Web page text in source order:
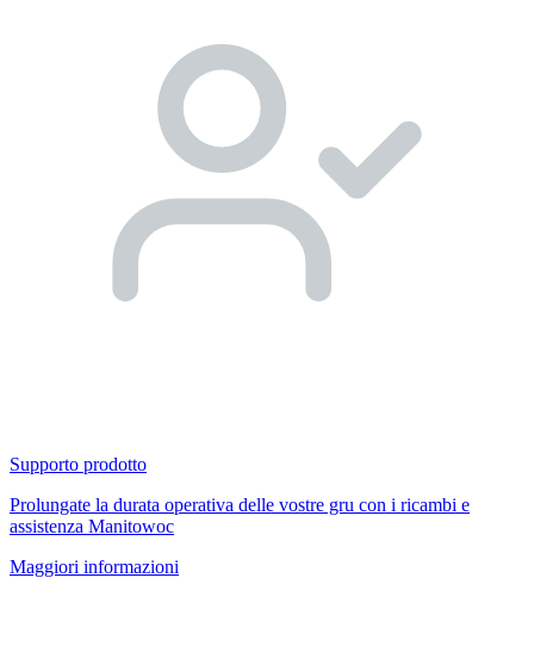
Supporto prodotto
Prolungate la durata operativa delle vostre gru con i ricambi e
assistenza Manitowoc
Maggiori informazioni